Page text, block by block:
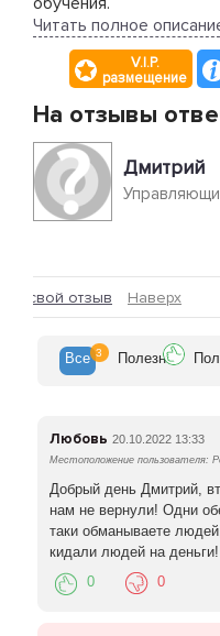
☛ Подарки всем
☛ Мы предоставляем
комплексного
сопровождения в
☛ С вами будут
ответственные
☛ С нашей помощью вы
реальным ситуациям
экзамен.
Читать полное
V.I.P.
размещение
На отзывы
Дмитрий
Отзывы
свой отзыв Наверх
Все 3 Полезн
Любовь 20.10.2022 13:33
Местоположение пользователя:
Добрый день Дмитрий,
нам не вернули! Одни
таки обманываете
кидали людей на деньги!
0 0